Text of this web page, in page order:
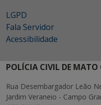
LGPD
Fala Servidor
Acessibilidade
POLÍCIA CIVIL DE MATO
Rua Desembargador Leão
Jardim Veraneio - Campo